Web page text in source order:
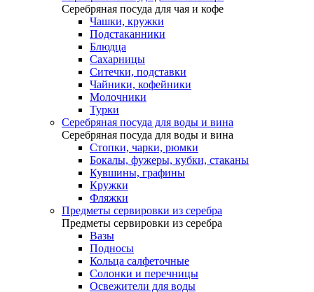
Серебряная посуда для чая и кофе
Чашки, кружки
Подстаканники
Блюдца
Сахарницы
Ситечки, подставки
Чайники, кофейники
Молочники
Турки
Серебряная посуда для воды и вина
Серебряная посуда для воды и вина
Стопки, чарки, рюмки
Бокалы, фужеры, кубки, стаканы
Кувшины, графины
Кружки
Фляжки
Предметы сервировки из серебра
Предметы сервировки из серебра
Вазы
Подносы
Кольца салфеточные
Солонки и перечницы
Освежители для воды